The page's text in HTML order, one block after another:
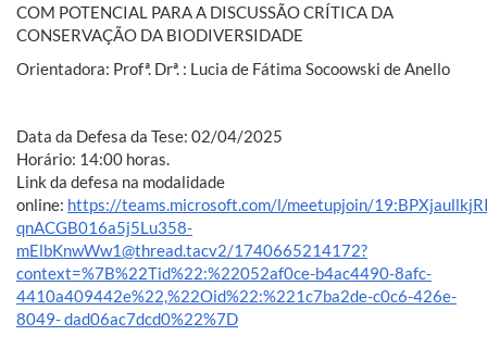
COM POTENCIAL PARA A DISCUSSÃO CRÍTICA DA
CONSERVAÇÃO DA BIODIVERSIDADE
Orientadora: Profª. Drª. : Lucia de Fátima Socoowski de Anello
Data da Defesa da Tese: 02/04/2025
Horário: 14:00 horas.
Link da defesa na modalidade
online: https://teams.microsoft.com/l/meetupjoin/
qnACGB016a5j5Lu358-
mElbKnwWw1@thread.tacv2/1740665214172?
context=%7B%22Tid%22:%22052af0ce-b4ac4490-8afc-
4410a409442e%22,%22Oid%22:%221c7ba2de-c0c6-426e-
8049- dad06ac7dcd0%22%7D